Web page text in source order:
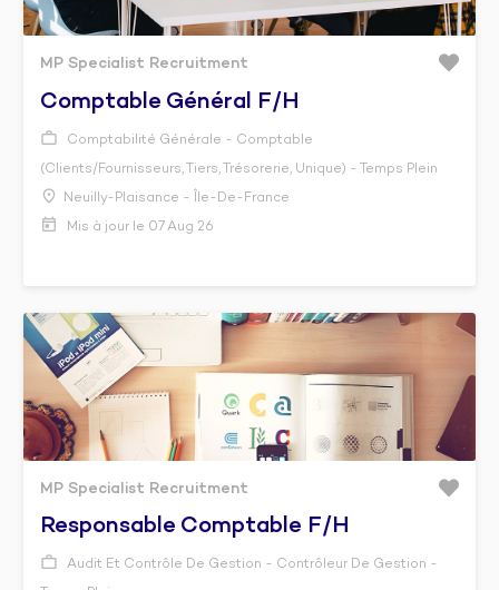
MP Specialist Recruitment
Comptable Général F/h
Comptabilité Générale - Comptable
(Clients/Fournisseurs, Tiers, Trésorerie, Unique) - Temps Plein
Neuilly-Plaisance - Île-De-France
Mis à jour le 07 Aug 26
MP Specialist Recruitment
Responsable Comptable F/h
Audit Et Contrôle De Gestion - Contrôleur De Gestion -